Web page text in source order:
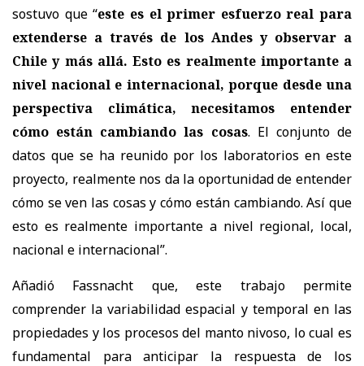
sostuvo que “este es el primer esfuerzo real para
extenderse a través de los Andes y observar a
Chile y más allá. Esto es realmente importante a
nivel nacional e internacional, porque desde una
perspectiva climática, necesitamos entender
cómo están cambiando las cosas. El conjunto de
datos que se ha reunido por los laboratorios en este
proyecto, realmente nos da la oportunidad de entender
cómo se ven las cosas y cómo están cambiando. Así que
esto es realmente importante a nivel regional, local,
nacional e internacional”.
Añadió Fassnacht que, este trabajo permite
comprender la variabilidad espacial y temporal en las
propiedades y los procesos del manto nivoso, lo cual es
fundamental para anticipar la respuesta de los